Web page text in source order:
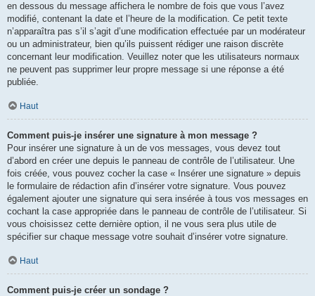
en dessous du message affichera le nombre de fois que vous l’avez
modifié, contenant la date et l’heure de la modification. Ce petit texte
n’apparaîtra pas s’il s’agit d’une modification effectuée par un modérateur
ou un administrateur, bien qu’ils puissent rédiger une raison discrète
concernant leur modification. Veuillez noter que les utilisateurs normaux
ne peuvent pas supprimer leur propre message si une réponse a été
publiée.
Haut
Comment puis-je insérer une signature à mon message ?
Pour insérer une signature à un de vos messages, vous devez tout
d’abord en créer une depuis le panneau de contrôle de l’utilisateur. Une
fois créée, vous pouvez cocher la case « Insérer une signature » depuis
le formulaire de rédaction afin d’insérer votre signature. Vous pouvez
également ajouter une signature qui sera insérée à tous vos messages en
cochant la case appropriée dans le panneau de contrôle de l’utilisateur. Si
vous choisissez cette dernière option, il ne vous sera plus utile de
spécifier sur chaque message votre souhait d’insérer votre signature.
Haut
Comment puis-je créer un sondage ?